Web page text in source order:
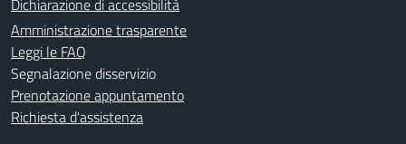
Amministrazione trasparente
Leggi le FAQ
Segnalazione disservizio
Prenotazione appuntamento
Richiesta d'assistenza